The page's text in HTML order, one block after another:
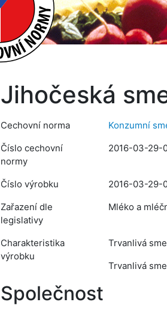
Jihočeská
Cechovní norma
Konzumní
Číslo cechovní
normy
2016-03-29-
Číslo výrobku
2016-03-29-
Zařazení dle
legislativy
Mléko a
Charakteristika
výrobku
Trvanlivá
Trvanlivá
Společnost